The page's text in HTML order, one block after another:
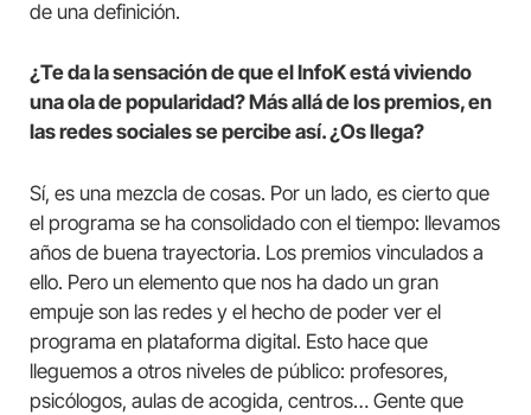
de una definición.
¿Te da la sensación de que el InfoK está viviendo
una ola de popularidad? Más allá de los premios, en
las redes sociales se percibe así. ¿Os llega?
Sí, es una mezcla de cosas. Por un lado, es cierto que
el programa se ha consolidado con el tiempo: llevamos
años de buena trayectoria. Los premios vinculados a
ello. Pero un elemento que nos ha dado un gran
empuje son las redes y el hecho de poder ver el
programa en plataforma digital. Esto hace que
lleguemos a otros niveles de público: profesores,
psicólogos, aulas de acogida, centros… Gente que